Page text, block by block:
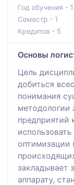
Год обучения - 1
Семестр - 1
Кредитов - 5
Основы
Цель
добиться
понимания
методологии
предприятий
оптимизации
закладывает
аппарату,